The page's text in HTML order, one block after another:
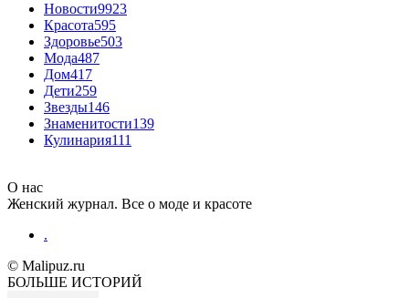
Новости9923
Красота595
Здоровье503
Мода487
Дом417
Дети259
Звезды146
Знаменитости139
Кулинария111
О нас
Женский журнал. Все о моде и красоте
.
© Malipuz.ru
БОЛЬШЕ ИСТОРИЙ